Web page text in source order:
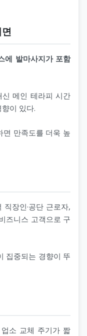
에 발마사지가 포함
메인 테라피 시간
이 있다.
면 만족도를 더욱 높
장인·공단 근로자,
즈니스 고객으로 구
집중되는 경향이 뚜
소 교체 주기가 짧